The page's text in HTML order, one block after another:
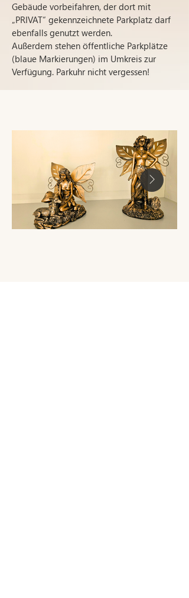
Gebäude vorbeifahren, der dort mit
„PRIVAT“ gekennzeichnete Parkplatz darf
ebenfalls genutzt werden.
Außerdem stehen öffentliche Parkplätze
(blaue Markierungen) im Umkreis zur
Verfügung. Parkuhr nicht vergessen!